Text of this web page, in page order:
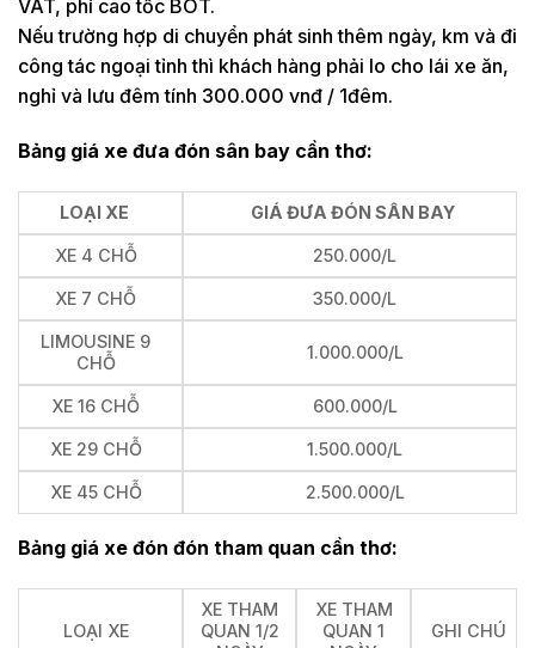
VAT, phí cao tốc BOT.
Nếu trường hợp di chuyển phát sinh thêm ngày, km và đi
công tác ngoại tỉnh thì khách hàng phải lo cho lái xe ăn,
nghỉ và lưu đêm tính 300.000 vnđ / 1đêm.
Bảng giá xe đưa đón sân bay cần thơ:
LOẠI XE GIÁ ĐƯA ĐÓN SÂN BAY
XE 4 CHỖ 250.000/L
XE 7 CHỖ 350.000/L
LIMOUSINE 9
CHỖ
1.000.000/L
XE 16 CHỖ 600.000/L
XE 29 CHỖ 1.500.000/L
XE 45 CHỖ 2.500.000/L
Bảng giá xe đón đón tham quan cần thơ:
LOẠI XE
XE THAM
QUAN 1/2
XE THAM
QUAN 1
GHI CHÚ